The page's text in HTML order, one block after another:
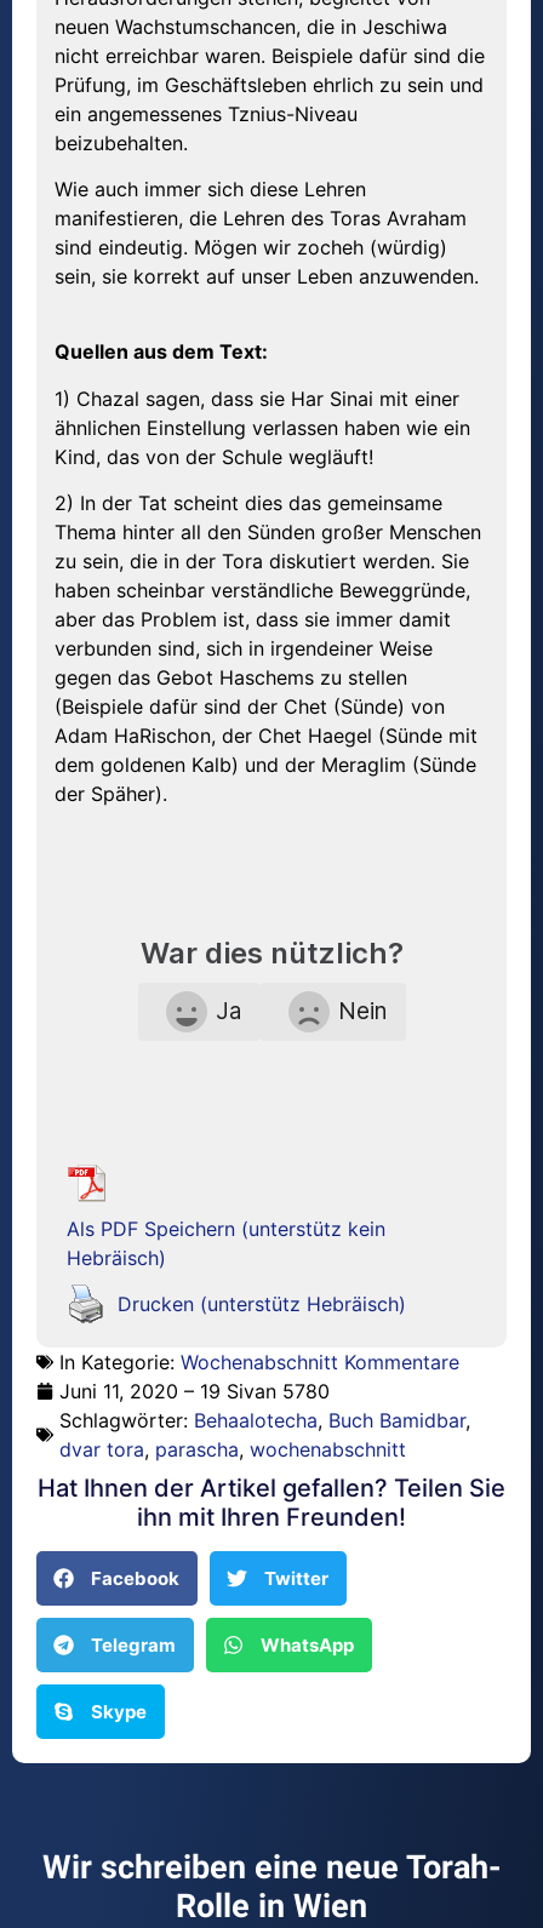
neuen Wachstumschancen, die in Jeschiwa
nicht erreichbar waren. Beispiele dafür sind die
Prüfung, im Geschäftsleben ehrlich zu sein und
ein angemessenes Tznius-Niveau
beizubehalten.
Wie auch immer sich diese Lehren
manifestieren, die Lehren des Toras Avraham
sind eindeutig. Mögen wir zocheh (würdig)
sein, sie korrekt auf unser Leben anzuwenden.
Quellen aus dem Text:
1) Chazal sagen, dass sie Har Sinai mit einer
ähnlichen Einstellung verlassen haben wie ein
Kind, das von der Schule wegläuft!
2) In der Tat scheint dies das gemeinsame
Thema hinter all den Sünden großer Menschen
zu sein, die in der Tora diskutiert werden. Sie
haben scheinbar verständliche Beweggründe,
aber das Problem ist, dass sie immer damit
verbunden sind, sich in irgendeiner Weise
gegen das Gebot Haschems zu stellen
(Beispiele dafür sind der Chet (Sünde) von
Adam HaRischon, der Chet Haegel (Sünde mit
dem goldenen Kalb) und der Meraglim (Sünde
der Späher).
War dies nützlich?
Ja Nein
Als PDF Speichern (unterstütz kein
Hebräisch)
Drucken (unterstütz Hebräisch)
In Kategorie: Wochenabschnitt Kommentare
Juni 11, 2020 – 19 Sivan 5780
Schlagwörter: Behaalotecha, Buch Bamidbar,
dvar tora, parascha, wochenabschnitt
Hat Ihnen der Artikel gefallen? Teilen Sie
ihn mit Ihren Freunden!
Facebook Twitter
Telegram WhatsApp
Skype
Wir schreiben eine neue Torah-
Rolle in Wien